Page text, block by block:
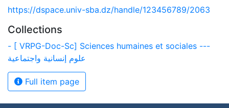
https://dspace.univ-sba.dz/handle/123456789/2063
Collections
- [ VRPG-Doc-Sc] Sciences humaines et sociales ---
علوم إنسانية واجتماعية
Full item page